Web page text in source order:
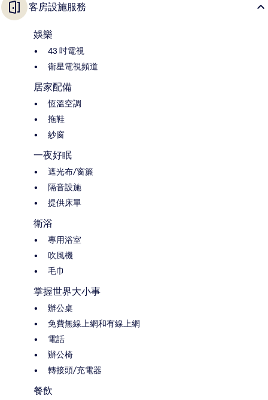
客房設施服務
娛樂
43 吋電視
衛星電視頻道
居家配備
恆溫空調
拖鞋
紗窗
一夜好眠
遮光布/窗簾
隔音設施
提供床單
衛浴
專用浴室
吹風機
毛巾
掌握世界大小事
辦公桌
免費無線上網和有線上網
電話
辦公椅
轉接頭/充電器
餐飲